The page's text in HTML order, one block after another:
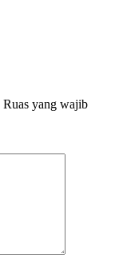
Ruas yang wajib